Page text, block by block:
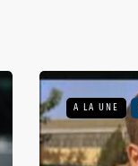
A LA UNE